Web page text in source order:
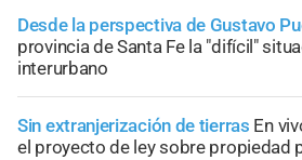
Desde la perspectiva de Gustavo
provincia de Santa Fe la "difícil"
interurbano
Sin extranjerización de tierras En
el proyecto de ley sobre propiedad